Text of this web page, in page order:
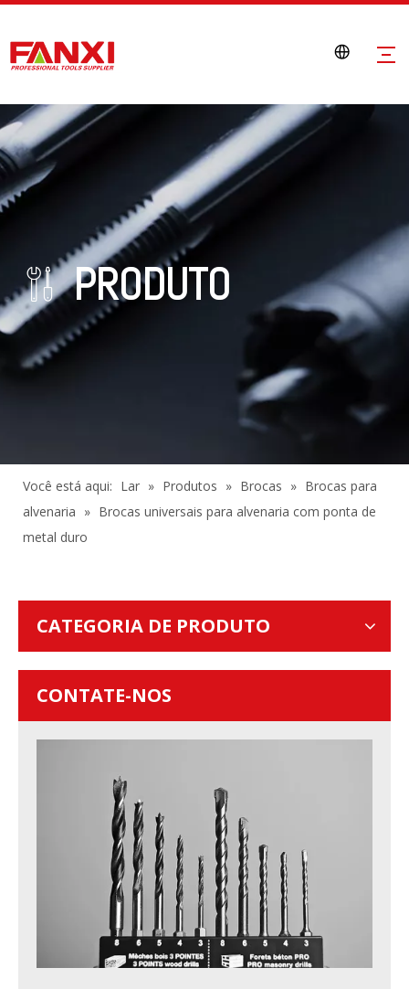
PRODUTO
Você está aqui: Lar » Produtos » Brocas » Brocas para
alvenaria » Brocas universais para alvenaria com ponta de
metal duro
CATEGORIA DE PRODUTO
CONTATE-NOS